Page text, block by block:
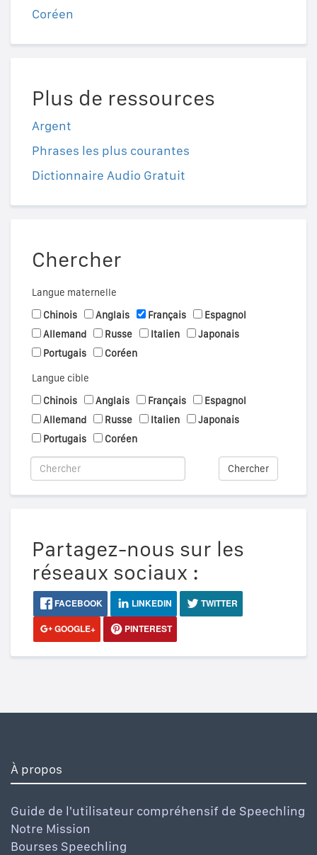
Coréen
Plus de ressources
Argent
Phrases les plus courantes
Dictionnaire Audio Gratuit
Chercher
Langue maternelle
Chinois
Anglais Français
Espagnol
Allemand
Russe Italien
Japonais
Portugais
Coréen
Langue cible
Chinois
Anglais Français
Espagnol
Allemand
Russe Italien
Japonais
Portugais
Coréen
Chercher
Partagez-nous sur les
réseaux sociaux :
FACEBOOK LINKEDIN
TWITTER
GOOGLE+
PINTEREST
À propos
Guide de l'utilisateur compréhensif de Speechling
Notre Mission
Bourses Speechling